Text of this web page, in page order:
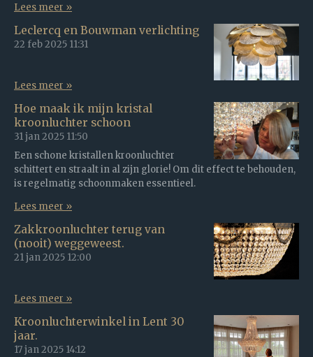
Lees meer »
Leclercq en Bouwman verlichting
22 feb 2025 11:31
Lees meer »
Hoe maak ik mijn kristal
kroonluchter schoon
31 jan 2025 11:50
Een schone kristallen kroonluchter
schittert en straalt in al zijn glorie! Om dit effect te behouden,
is regelmatig schoonmaken essentieel.
Lees meer »
Zakkroonluchter terug van
(nooit) weggeweest.
21 jan 2025 12:00
Lees meer »
Kroonluchterwinkel in Lent 30
jaar.
17 jan 2025 14:12